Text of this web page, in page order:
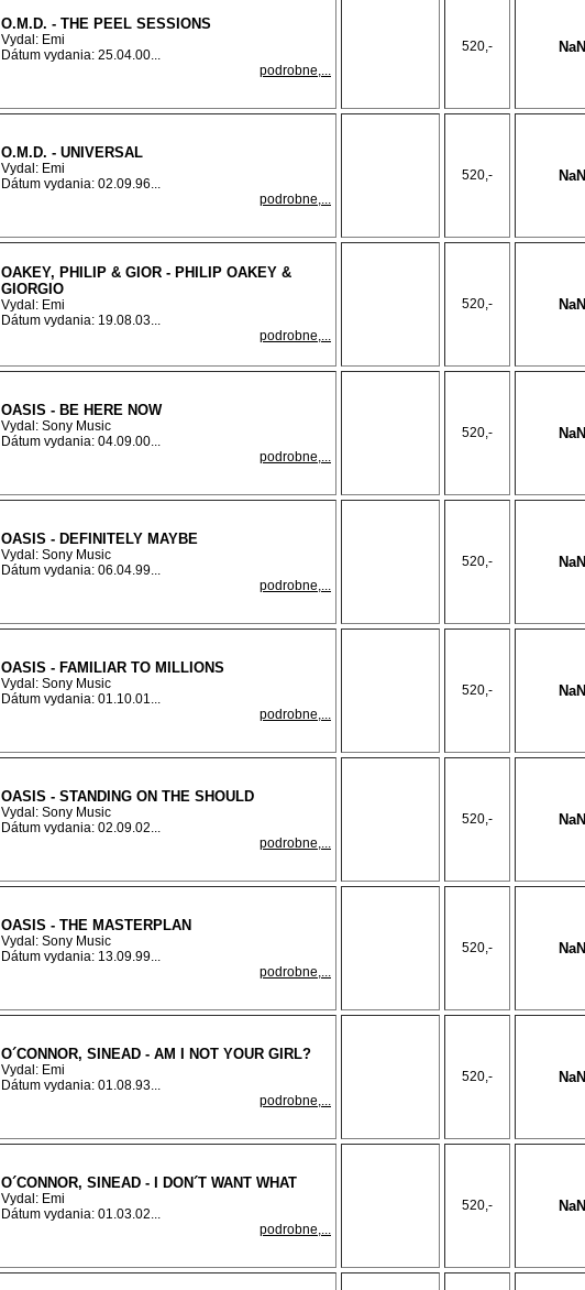
O.M.D. - THE PEEL SESSIONS
Vydal: Emi
Dátum vydania: 25.04.00...
podrobne,...
520,- NaN
O.M.D. - UNIVERSAL
Vydal: Emi
Dátum vydania: 02.09.96...
podrobne,...
520,- NaN
OAKEY, PHILIP & GIOR - PHILIP OAKEY &
GIORGIO
Vydal: Emi
Dátum vydania: 19.08.03...
podrobne,...
520,- NaN
OASIS - BE HERE NOW
Vydal: Sony Music
Dátum vydania: 04.09.00...
podrobne,...
520,- NaN
OASIS - DEFINITELY MAYBE
Vydal: Sony Music
Dátum vydania: 06.04.99...
podrobne,...
520,- NaN
OASIS - FAMILIAR TO MILLIONS
Vydal: Sony Music
Dátum vydania: 01.10.01...
podrobne,...
520,- NaN
OASIS - STANDING ON THE SHOULD
Vydal: Sony Music
Dátum vydania: 02.09.02...
podrobne,...
520,- NaN
OASIS - THE MASTERPLAN
Vydal: Sony Music
Dátum vydania: 13.09.99...
podrobne,...
520,- NaN
O´CONNOR, SINEAD - AM I NOT YOUR GIRL?
Vydal: Emi
Dátum vydania: 01.08.93...
podrobne,...
520,- NaN
O´CONNOR, SINEAD - I DON´T WANT WHAT
Vydal: Emi
Dátum vydania: 01.03.02...
podrobne,...
520,- NaN